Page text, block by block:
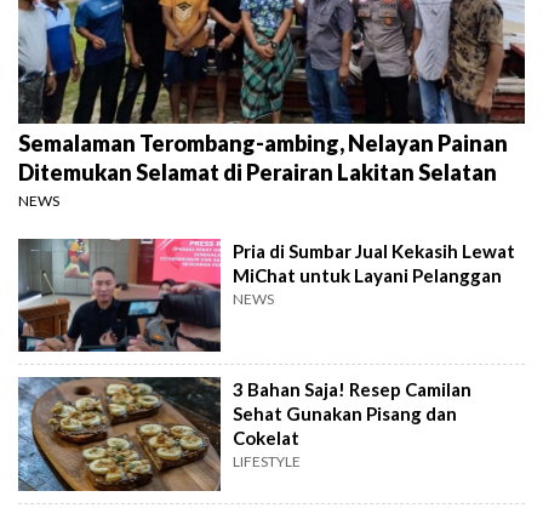
Semalaman Terombang-ambing, Nelayan Painan
Ditemukan Selamat di Perairan Lakitan Selatan
NEWS
Pria di Sumbar Jual Kekasih Lewat
MiChat untuk Layani Pelanggan
NEWS
3 Bahan Saja! Resep Camilan
Sehat Gunakan Pisang dan
Cokelat
LIFESTYLE